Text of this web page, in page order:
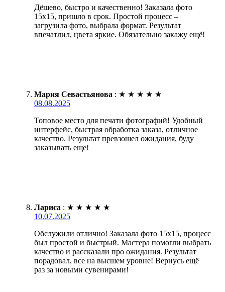
Дёшево, быстро и качественно! Заказала фото
15х15, пришло в срок. Простой процесс –
загрузила фото, выбрала формат. Результат
впечатлил, цвета яркие. Обязательно закажу ещё!
Мария Севастьянова : ★ ★ ★ ★ ★
08.08.2025
Топовое место для печати фотографий! Удобный
интерфейс, быстрая обработка заказа, отличное
качество. Результат превзошел ожидания, буду
заказывать еще!
Лариса : ★ ★ ★ ★ ★
10.07.2025
Обслужили отлично! Заказала фото 15х15, процесс
был простой и быстрый. Мастера помогли выбрать
качество и рассказали про ожидания. Результат
порадовал, все на высшем уровне! Вернусь ещё
раз за новыми сувенирами!